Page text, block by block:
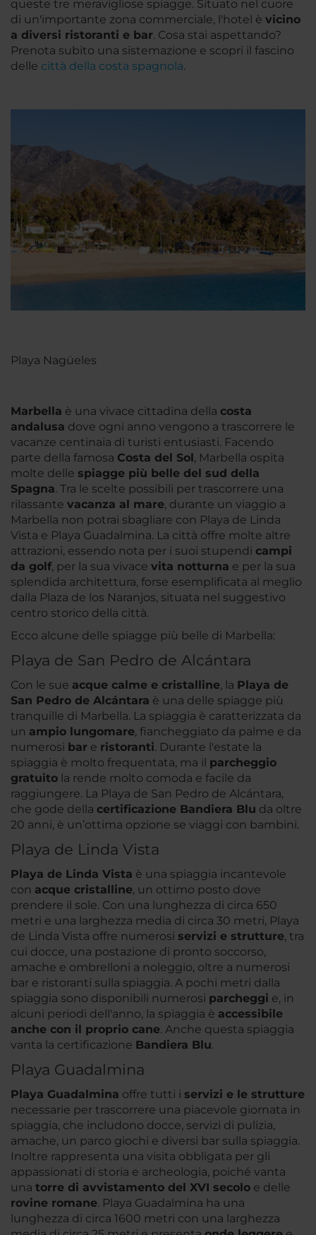
queste tre meravigliose spiagge. Situato nel cuore
di un'importante zona commerciale, l'hotel è vicino
a diversi ristoranti e bar. Cosa stai aspettando?
Prenota subito una sistemazione e scopri il fascino
delle città della costa spagnola.
Playa Nagüeles
Marbella è una vivace cittadina della costa
andalusa dove ogni anno vengono a trascorrere le
vacanze centinaia di turisti entusiasti. Facendo
parte della famosa Costa del Sol, Marbella ospita
molte delle spiagge più belle del sud della
Spagna. Tra le scelte possibili per trascorrere una
rilassante vacanza al mare, durante un viaggio a
Marbella non potrai sbagliare con Playa de Linda
Vista e Playa Guadalmina. La città offre molte altre
attrazioni, essendo nota per i suoi stupendi campi
da golf, per la sua vivace vita notturna e per la sua
splendida architettura, forse esemplificata al meglio
dalla Plaza de los Naranjos, situata nel suggestivo
centro storico della città.
Ecco alcune delle spiagge più belle di Marbella:
Playa de San Pedro de Alcántara
Con le sue acque calme e cristalline, la Playa de
San Pedro de Alcántara è una delle spiagge più
tranquille di Marbella. La spiaggia è caratterizzata da
un ampio lungomare, fiancheggiato da palme e da
numerosi bar e ristoranti. Durante l'estate la
spiaggia è molto frequentata, ma il parcheggio
gratuito la rende molto comoda e facile da
raggiungere. La Playa de San Pedro de Alcántara,
che gode della certificazione Bandiera Blu da oltre
20 anni, è un’ottima opzione se viaggi con bambini.
Playa de Linda Vista
Playa de Linda Vista è una spiaggia incantevole
con acque cristalline, un ottimo posto dove
prendere il sole. Con una lunghezza di circa 650
metri e una larghezza media di circa 30 metri, Playa
de Linda Vista offre numerosi servizi e strutture, tra
cui docce, una postazione di pronto soccorso,
amache e ombrelloni a noleggio, oltre a numerosi
bar e ristoranti sulla spiaggia. A pochi metri dalla
spiaggia sono disponibili numerosi parcheggi e, in
alcuni periodi dell'anno, la spiaggia è accessibile
anche con il proprio cane. Anche questa spiaggia
vanta la certificazione Bandiera Blu.
Playa Guadalmina
Playa Guadalmina offre tutti i servizi e le strutture
necessarie per trascorrere una piacevole giornata in
spiaggia, che includono docce, servizi di pulizia,
amache, un parco giochi e diversi bar sulla spiaggia.
Inoltre rappresenta una visita obbligata per gli
appassionati di storia e archeologia, poiché vanta
una torre di avvistamento del XVI secolo e delle
rovine romane. Playa Guadalmina ha una
lunghezza di circa 1600 metri con una larghezza